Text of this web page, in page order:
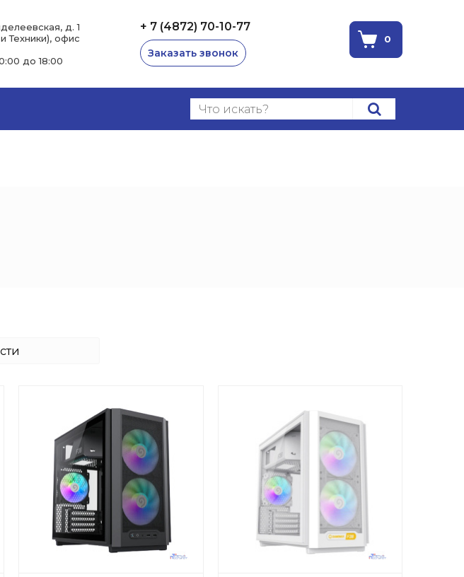
д. 1
Техники), офис
до 18:00
+ 7 (4872) 70-10-77
Заказать звонок
0